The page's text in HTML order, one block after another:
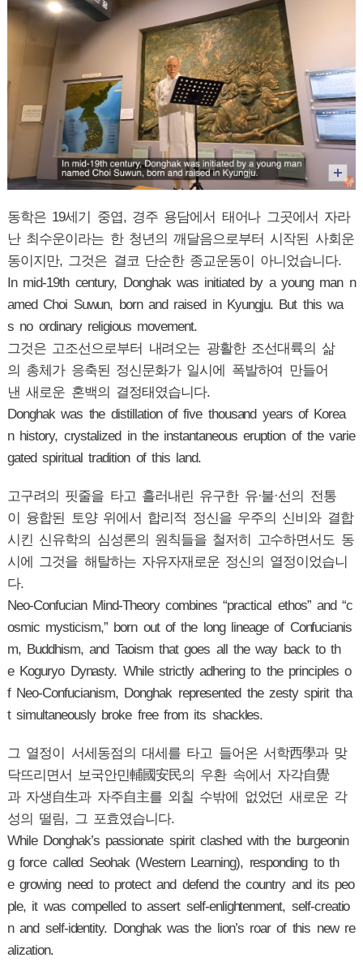
동학은 19세기 중엽, 경주 용담에서 태어나 그곳에서 자라
난 최수운이라는 한 청년의 깨달음으로부터 시작된 사회운
동이지만, 그것은 결코 단순한 종교운동이 아니었습니다.
In mid-19th century, Donghak was initiated by a young man n
amed Choi Suwun, born and raised in Kyungju. But this wa
s no ordinary religious movement.
그것은 고조선으로부터 내려오는 광활한 조선대륙의 삶
의 총체가 응축된 정신문화가 일시에 폭발하여 만들어
낸 새로운 혼백의 결정태였습니다.
Donghak was the distillation of five thousand years of Korea
n history, crystalized in the instantaneous eruption of the varie
gated spiritual tradition of this land.
고구려의 핏줄을 타고 흘러내린 유구한 유·불·선의 전통
이 융합된 토양 위에서 합리적 정신을 우주의 신비와 결합
시킨 신유학의 심성론의 원칙들을 철저히 고수하면서도 동
시에 그것을 해탈하는 자유자재로운 정신의 열정이었습니
다.
Neo-Confucian Mind-Theory combines “practical ethos” and “c
osmic mysticism,” born out of the long lineage of Confucianis
m, Buddhism, and Taoism that goes all the way back to th
e Koguryo Dynasty. While strictly adhering to the principles o
f Neo-Confucianism, Donghak represented the zesty spirit tha
t simultaneously broke free from its shackles.
그 열정이 서세동점의 대세를 타고 들어온 서학西學과 맞
닥뜨리면서 보국안민輔國安民의 우환 속에서 자각自覺
과 자생自生과 자주自主를 외칠 수밖에 없었던 새로운 각
성의 떨림, 그 포효였습니다.
While Donghak’s passionate spirit clashed with the burgeonin
g force called Seohak (Western Learning), responding to th
e growing need to protect and defend the country and its peo
ple, it was compelled to assert self-enlightenment, self-creatio
n and self-identity. Donghak was the lion’s roar of this new re
alization.